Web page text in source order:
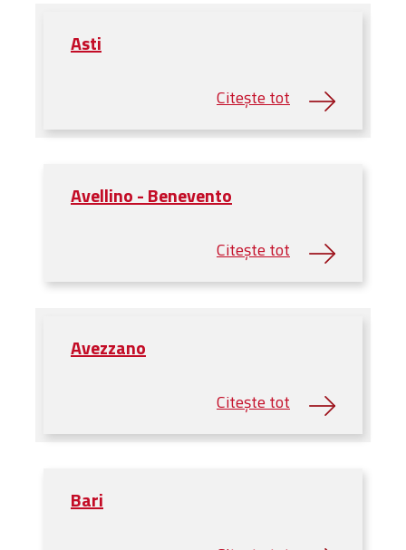
Asti
Avellino - Benevento
Avezzano
Bari